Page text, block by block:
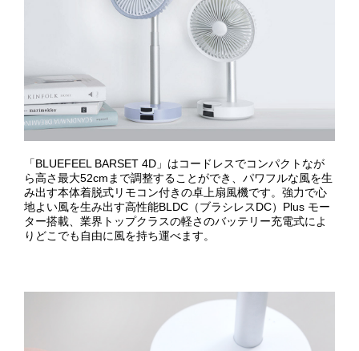
「BLUEFEEL BARSET 4D」はコードレスでコンパクトなが
ら高さ最大52cmまで調整することができ、パワフルな風を生
み出す本体着脱式リモコン付きの卓上扇風機です。強力で心
地よい風を生み出す高性能BLDC（ブラシレスDC）Plus モー
ター搭載、業界トップクラスの軽さのバッテリー充電式によ
りどこでも自由に風を持ち運べます。